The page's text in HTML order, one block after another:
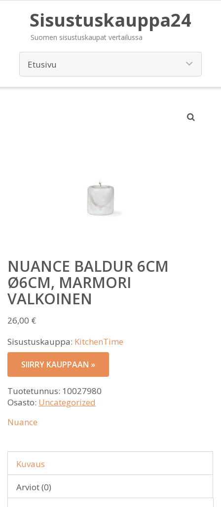
Sisustuskauppa24
Suomen sisustuskaupat vertailussa
NUANCE BALDUR 6CM
Ø6CM, MARMORI
VALKOINEN
26,00 €
Sisustuskauppa: KitchenTime
SIIRRY KAUPPAAN »
Tuotetunnus: 10027980
Osasto: Uncategorized
Nuance
Kuvaus
Arviot (0)